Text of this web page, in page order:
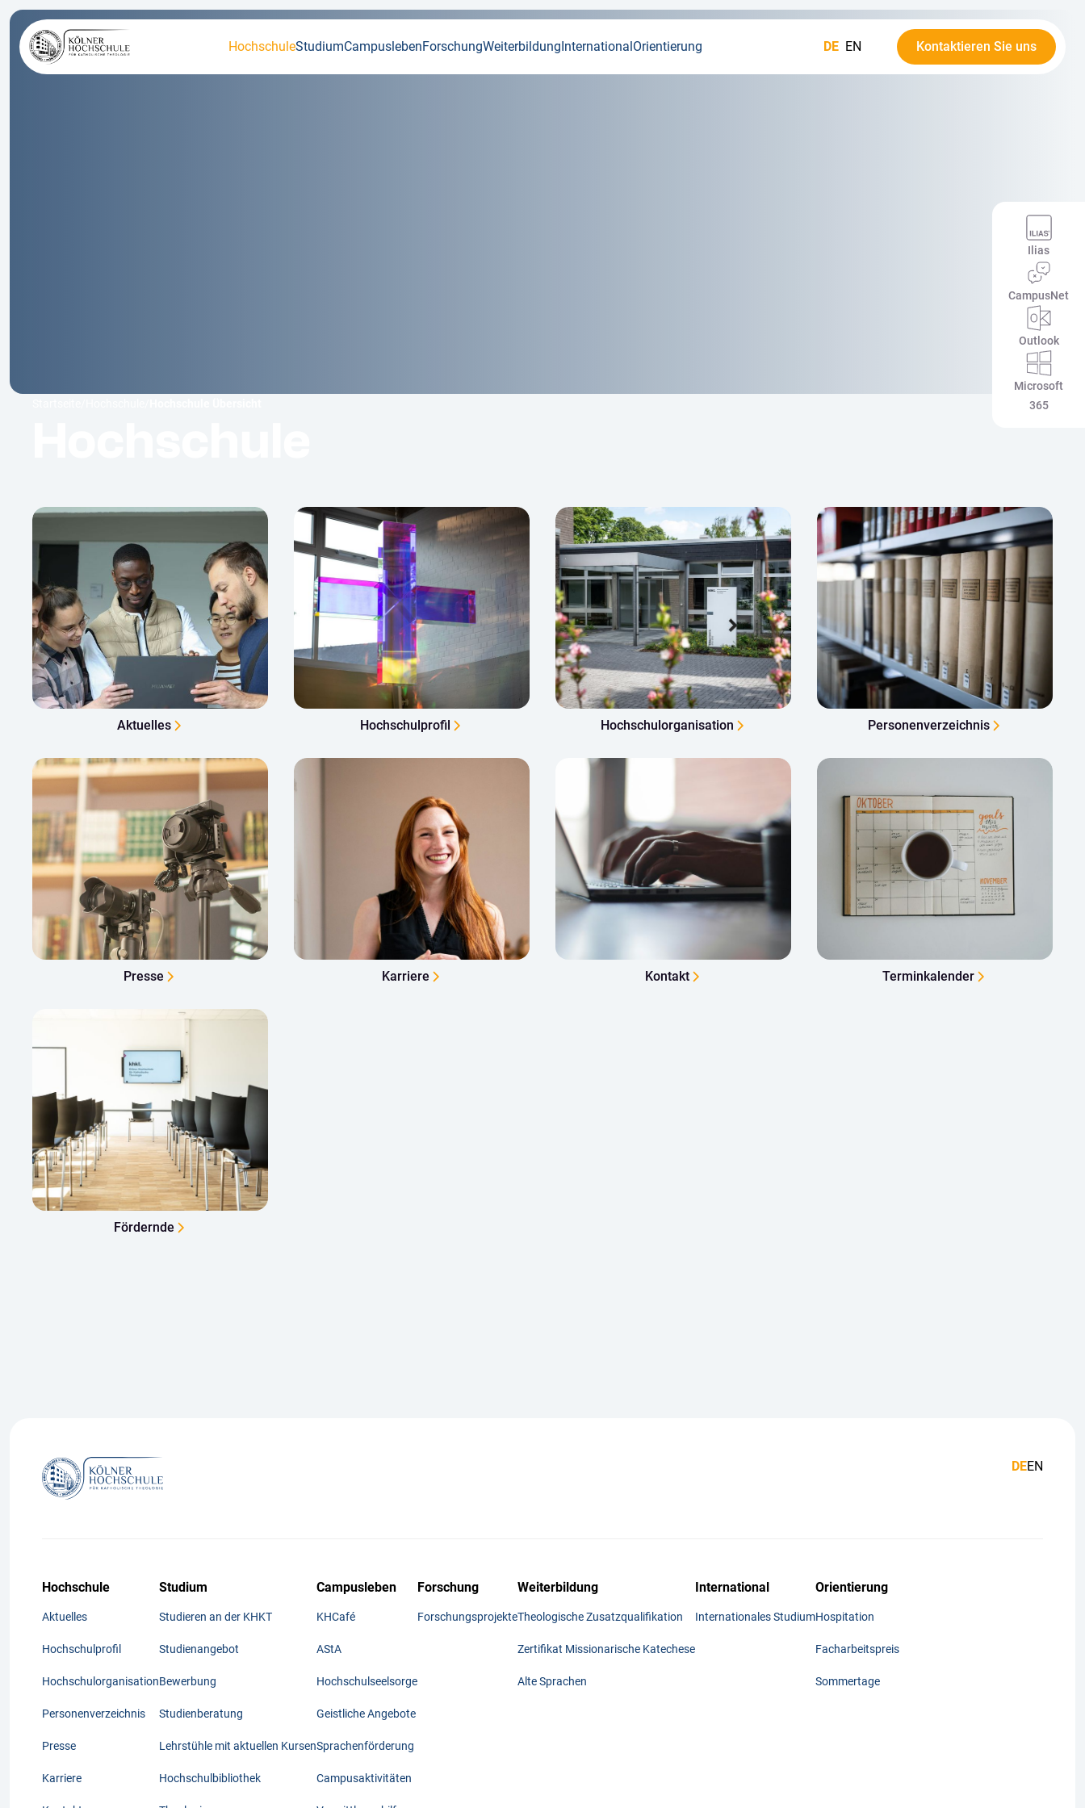
Ilias
CampusNet
Outlook
Microsoft
365
HochschuleStudiumCampuslebenForschungWeiterbildungInternationalOrientierung DE EN Kontaktieren Sie uns
Aktuelles Hochschulprofil Hochschulorganisation Personenverzeichnis
Presse Karriere Kontakt Terminkalender
Fördernde
DEEN
Hochschule
Aktuelles
Hochschulprofil
Hochschulorganisation
Personenverzeichnis
Presse
Karriere
Studium
Studieren an der KHKT
Studienangebot
Bewerbung
Studienberatung
Lehrstühle mit aktuellen Kursen
Hochschulbibliothek
Campusleben
KHCafé
AStA
Hochschulseelsorge
Geistliche Angebote
Sprachenförderung
Campusaktivitäten
Forschung
Forschungsprojekte
Weiterbildung
Theologische Zusatzqualifikation
Zertifikat Missionarische Katechese
Alte Sprachen
International
Internationales Studium
Orientierung
Hospitation
Facharbeitspreis
Sommertage